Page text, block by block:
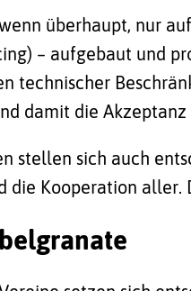
überhaupt, nur
– aufgebaut und
technischer
damit die
stellen sich auch
die Kooperation